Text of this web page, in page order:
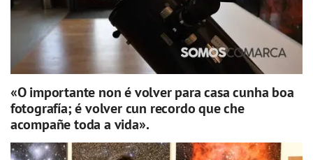
«O importante non é volver para casa cunha boa
fotografía; é volver cun recordo que che
acompañe toda a vida».